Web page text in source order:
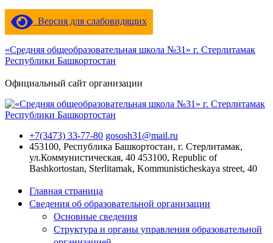
Версия для слабовидящих
«Средняя общеобразовательная школа №31» г. Стерлитамак
Республики Башкортостан
Официальный сайт организации
+7(3473) 33-77-80 gososh31@mail.ru
453100, Республика Башкортостан, г. Стерлитамак,
ул.Коммунистическая, 40 453100, Republic of
Bashkortostan, Sterlitamak, Kommunisticheskaya street, 40
Главная страница
Сведения об образовательной организации
Основные сведения
Структура и органы управления образовательной